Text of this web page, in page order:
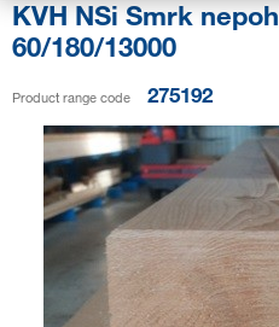
KVH NSi Smrk
60/180/13000
Product range code 275192